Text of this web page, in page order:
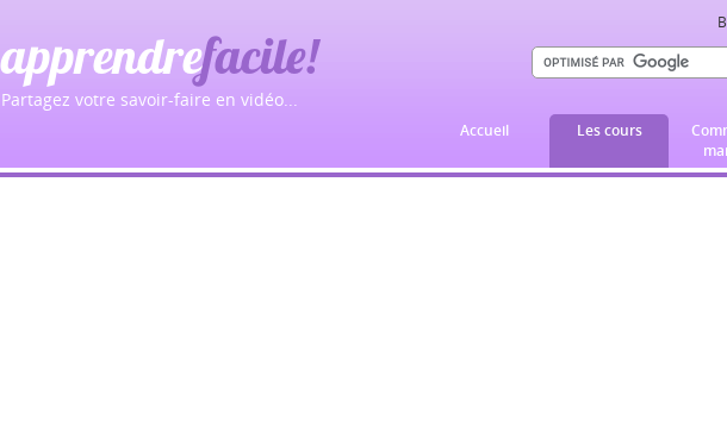
apprendrefacile!
Partagez votre savoir-faire en vidéo...
Accueil Les cours